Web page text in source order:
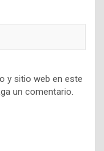
y sitio web en este
un comentario.